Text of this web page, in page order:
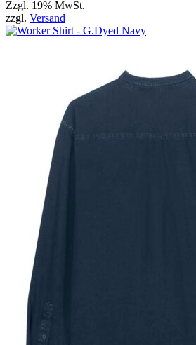
Zzgl. 19% MwSt.
zzgl. Versand